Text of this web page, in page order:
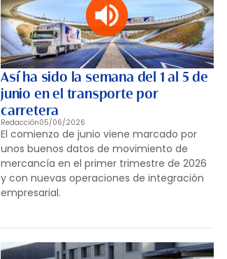
Así ha sido la semana del 1 al 5 de
junio en el transporte por
carretera
Redacción05/06/2026
El comienzo de junio viene marcado por
unos buenos datos de movimiento de
mercancía en el primer trimestre de 2026
y con nuevas operaciones de integración
empresarial.